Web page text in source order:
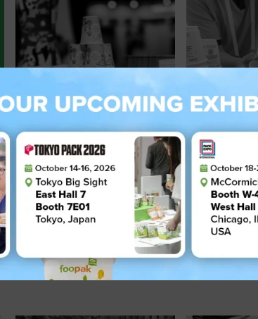
05 November 2024
Foopak dari APP Group
Tampilkan Inovasi
Berkelanjutan di China
International Import Expo
03
Foopak
EXPO 2024